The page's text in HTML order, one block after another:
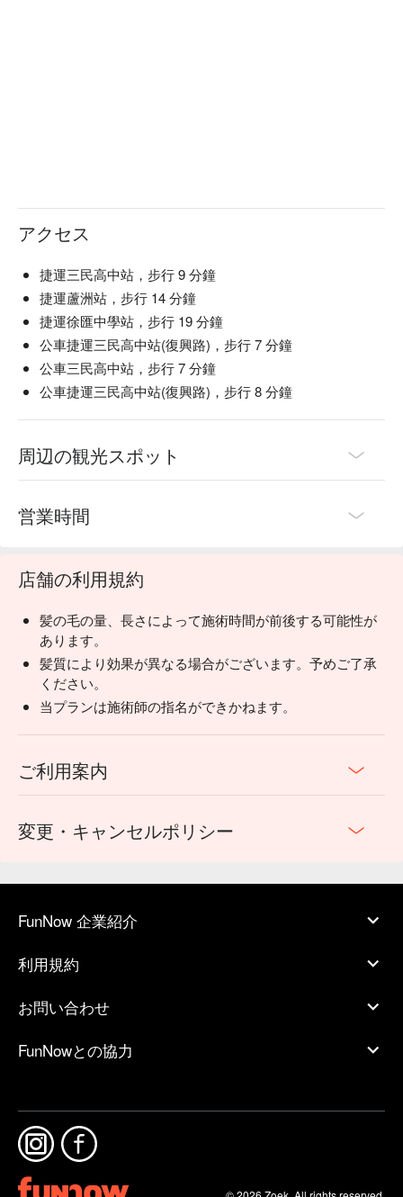
アクセス
捷運三民高中站，步行 9 分鐘
捷運蘆洲站，步行 14 分鐘
捷運徐匯中學站，步行 19 分鐘
公車捷運三民高中站(復興路)，步行 7 分鐘
公車三民高中站，步行 7 分鐘
公車捷運三民高中站(復興路)，步行 8 分鐘
周辺の観光スポット
営業時間
店舗の利用規約
髪の毛の量、長さによって施術時間が前後する可能性が
あります。
髪質により効果が異なる場合がございます。予めご了承
ください。
当プランは施術師の指名ができかねます。
ご利用案内
変更・キャンセルポリシー
FunNow 企業紹介
利用規約
お問い合わせ
FunNowとの協力